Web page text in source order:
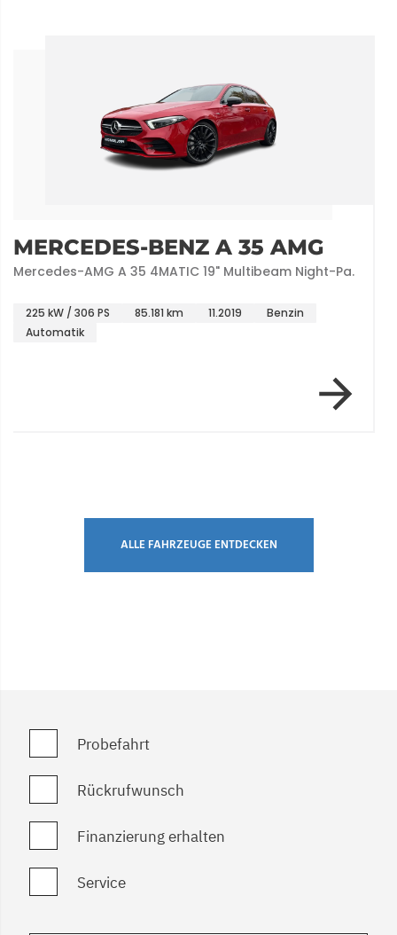
MERCEDES-BENZ A 35 AMG
Mercedes-AMG A 35 4MATIC 19" Multibeam Night-Pa.
225 kW / 306 PS 85.181 km 11.2019
Benzin
Automatik
ALLE FAHRZEUGE ENTDECKEN
Probefahrt
Rückrufwunsch
Finanzierung erhalten
Service